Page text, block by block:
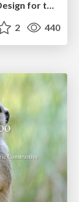
A brief & incomplete history of UX Design for the World Wide Web: 1989–2019
2 440